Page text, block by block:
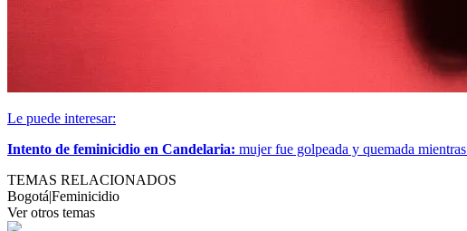
Le puede interesar:
Intento de feminicidio en Candelaria: mujer fue golpeada y quemada
TEMAS RELACIONADOS
Bogotá|Feminicidio
Ver otros temas